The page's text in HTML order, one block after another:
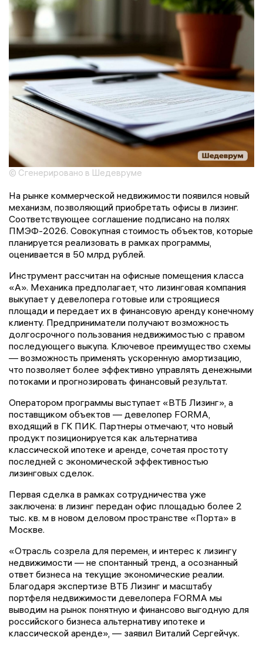
© Сгенерировано в Шедевруме
На рынке коммерческой недвижимости появился новый
механизм, позволяющий приобретать офисы в лизинг.
Соответствующее соглашение подписано на полях
ПМЭФ-2026. Совокупная стоимость объектов, которые
планируется реализовать в рамках программы,
оценивается в 50 млрд рублей.
Инструмент рассчитан на офисные помещения класса
«А». Механика предполагает, что лизинговая компания
выкупает у девелопера готовые или строящиеся
площади и передает их в финансовую аренду конечному
клиенту. Предприниматели получают возможность
долгосрочного пользования недвижимостью с правом
последующего выкупа. Ключевое преимущество схемы
— возможность применять ускоренную амортизацию,
что позволяет более эффективно управлять денежными
потоками и прогнозировать финансовый результат.
Оператором программы выступает «ВТБ Лизинг», а
поставщиком объектов — девелопер FORMA,
входящий в ГК ПИК. Партнеры отмечают, что новый
продукт позиционируется как альтернатива
классической ипотеке и аренде, сочетая простоту
последней с экономической эффективностью
лизинговых сделок.
Первая сделка в рамках сотрудничества уже
заключена: в лизинг передан офис площадью более 2
тыс. кв. м в новом деловом пространстве «Порта» в
Москве.
«Отрасль созрела для перемен, и интерес к лизингу
недвижимости — не спонтанный тренд, а осознанный
ответ бизнеса на текущие экономические реалии.
Благодаря экспертизе ВТБ Лизинг и масштабу
портфеля недвижимости девелопера FORMA мы
выводим на рынок понятную и финансово выгодную для
российского бизнеса альтернативу ипотеке и
классической аренде», — заявил Виталий Сергейчук.